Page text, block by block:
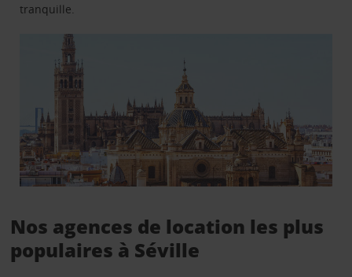
tranquille.
Nos agences de location les plus
populaires à Séville